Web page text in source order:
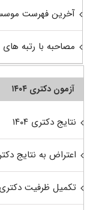
آخرین فهرست
مصاحبه با رتبه های
آزمون دکتری ۱۴۰۴
نتایج دکتری ۱۴۰۴
اعتراض به نتایج دکتری
تکمیل ظرفیت دکتری ۱۴۰۳